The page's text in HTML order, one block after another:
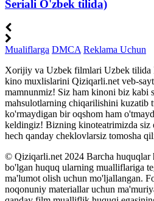
Seriali O'zbek tilida)
Mualiflarga DMCA Reklama Uchun
Xorijiy va Uzbek filmlari Uzbek tilida
kino muxlislarini Qiziqarli.net veb-
mamnunmiz! Siz ham kinoni biz kabi
mahsulotlarning chiqarilishini kuzatib
ko'rmaydigan bir oqshom ham
keldingiz! Bizning kinoteatrimizda siz
hech qanday cheklovlarsiz tomosha
© Qiziqarli.net 2024 Barcha huquqlar
bo'lgan huquq ularning mualliflariga
ma'lumot olish uchun mo'ljallangan.
noqonuniy materiallar uchun